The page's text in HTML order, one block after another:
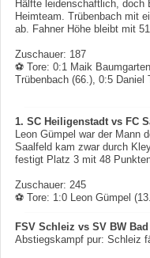
Hälfte leidenschaftlich, doch
Heimteam. Trübenbach mit
ab. Fahner Höhe bleibt mit
Zuschauer: 187
⚽ Tore: 0:1 Maik
Trübenbach (66.), 0:5 Daniel
1. SC Heiligenstadt vs FC
Leon Gümpel war der Mann
Saalfeld kam zwar durch
festigt Platz 3 mit 48
Zuschauer: 245
⚽ Tore: 1:0 Leon Gümpel
FSV Schleiz vs SV BW
Abstiegskampf pur: Schleiz